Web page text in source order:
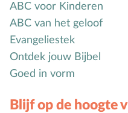
Seksuele opvoeding
Sociaal-emotionele
Sociale media
Sociale vaardigheden
ABC voor Kinderen
ABC van het geloof
Evangeliestek
Ontdek jouw Bijbel
Goed in vorm
Blijf op de hoogte